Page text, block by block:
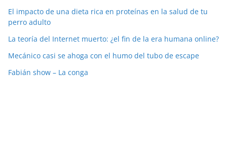
El impacto de una dieta rica en proteínas en la salud de tu
perro adulto
La teoría del Internet muerto: ¿el fin de la era humana online?
Mecánico casi se ahoga con el humo del tubo de escape
Fabián show – La conga